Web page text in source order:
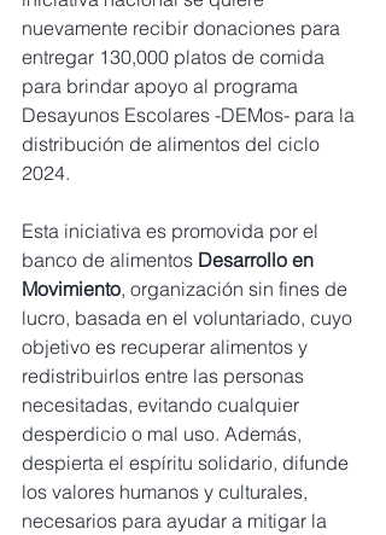
nuevamente recibir donaciones para
entregar 130,000 platos de comida
para brindar apoyo al programa
Desayunos Escolares -DEMos- para la
distribución de alimentos del ciclo
2024.
Esta iniciativa es promovida por el
banco de alimentos Desarrollo en
Movimiento, organización sin fines de
lucro, basada en el voluntariado, cuyo
objetivo es recuperar alimentos y
redistribuirlos entre las personas
necesitadas, evitando cualquier
desperdicio o mal uso. Además,
despierta el espíritu solidario, difunde
los valores humanos y culturales,
necesarios para ayudar a mitigar la